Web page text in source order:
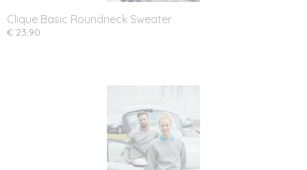
Clique Basic Roundneck Sweater
€ 23,90